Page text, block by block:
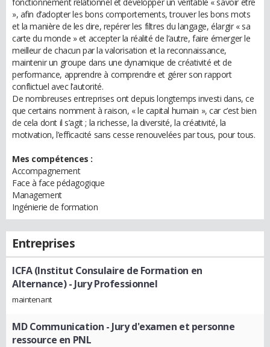
», afin d’adopter les bons comportements, trouver les bons mots
et la manière de les dire, repérer les filtres du langage, élargir « sa
carte du monde » et accepter la réalité de l’autre, faire émerger le
meilleur de chacun par la valorisation et la reconnaissance,
maintenir un groupe dans une dynamique de créativité et de
performance, apprendre à comprendre et gérer son rapport
conflictuel avec l’autorité.
De nombreuses entreprises ont depuis longtemps investi dans, ce
que certains nomment à raison, « le capital humain », car c’est bien
de cela dont il s’agit ; la richesse, la diversité, la créativité, la
motivation, l’efficacité sans cesse renouvelées par tous, pour tous.
Mes compétences :
Accompagnement
Face à face pédagogique
Management
Ingénierie de formation
Entreprises
ICFA (Institut Consulaire de Formation en
Alternance)- Jury Professionnel
maintenant
MD Communication - Jury d'examen et personne
ressource en PNL